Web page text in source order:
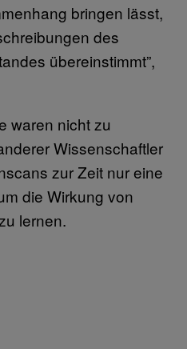
bringen lässt,
des
übereinstimmt”,
waren nicht zu
Wissenschaftler
zur Zeit nur eine
die Wirkung von
lernen.